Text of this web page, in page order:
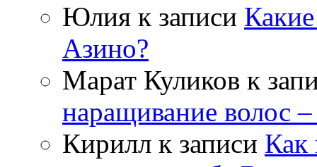
Юлия к записи
Азино?
Марат Куликов к
наращивание волос
Кирилл к записи Как